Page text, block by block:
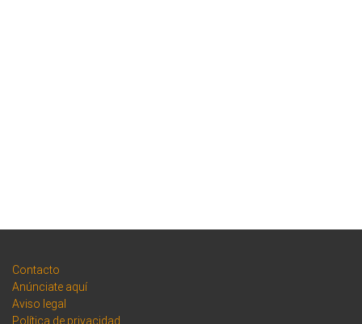
Contacto
Anúnciate aquí
Aviso legal
Política de privacidad